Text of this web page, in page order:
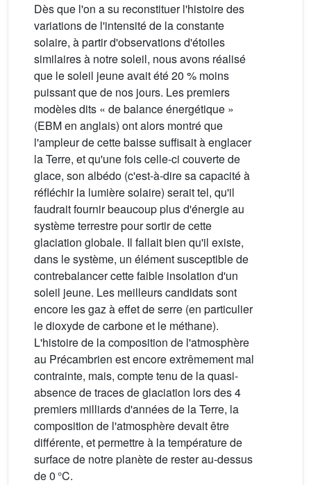
Dès que l'on a su reconstituer l'histoire des
variations de l'intensité de la constante
solaire, à partir d'observations d'étoiles
similaires à notre soleil, nous avons réalisé
que le soleil jeune avait été 20 % moins
puissant que de nos jours. Les premiers
modèles dits « de balance énergétique »
(EBM en anglais) ont alors montré que
l'ampleur de cette baisse suffisait à englacer
la Terre, et qu'une fois celle-ci couverte de
glace, son albédo (c'est-à-dire sa capacité à
réfléchir la lumière solaire) serait tel, qu'il
faudrait fournir beaucoup plus d'énergie au
système terrestre pour sortir de cette
glaciation globale. Il fallait bien qu'il existe,
dans le système, un élément susceptible de
contrebalancer cette faible insolation d'un
soleil jeune. Les meilleurs candidats sont
encore les gaz à effet de serre (en particulier
le dioxyde de carbone et le méthane).
L'histoire de la composition de l'atmosphère
au Précambrien est encore extrêmement mal
contrainte, mais, compte tenu de la quasi-
absence de traces de glaciation lors des 4
premiers milliards d'années de la Terre, la
composition de l'atmosphère devait être
différente, et permettre à la température de
surface de notre planète de rester au-dessus
de 0 °C.